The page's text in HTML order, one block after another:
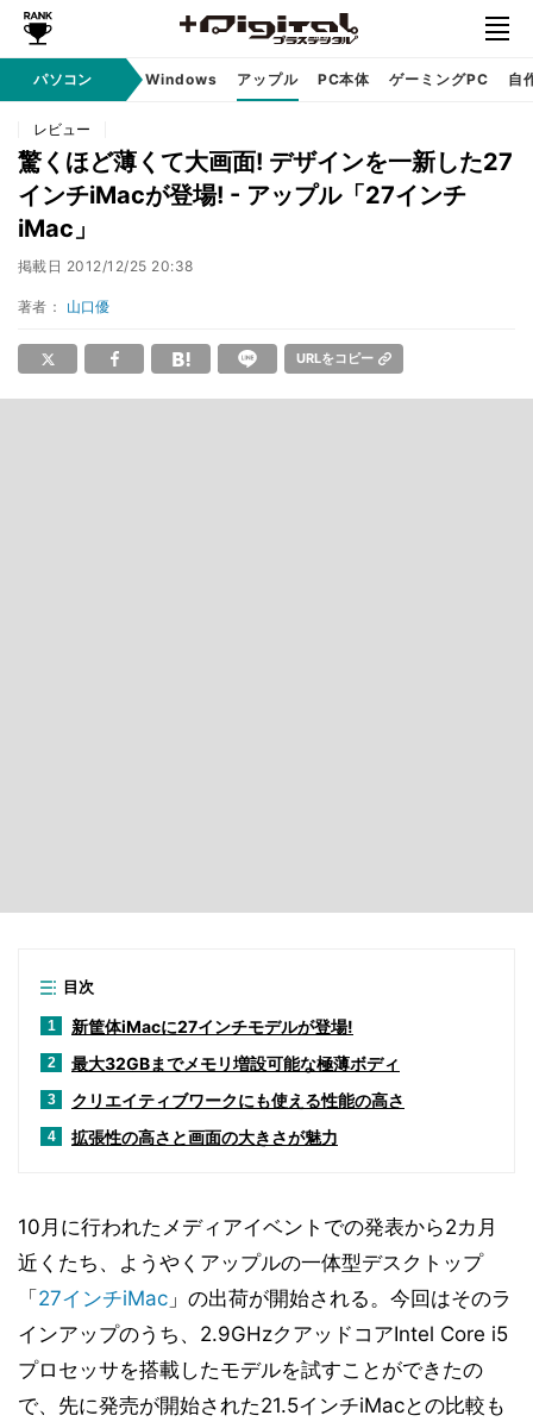
パソコン Windows アップル PC本体 ゲーミングPC 自
レビュー
驚くほど薄くて大画面! デザインを一新した27
インチiMacが登場! - アップル「27インチ
iMac」
掲載日 2012/12/25 20:38
著者： 山口優
URLをコピー
目次
1 新筐体iMacに27インチモデルが登場!
2 最大32GBまでメモリ増設可能な極薄ボディ
3 クリエイティブワークにも使える性能の高さ
4 拡張性の高さと画面の大きさが魅力
10月に行われたメディアイベントでの発表から2カ月
近くたち、ようやくアップルの一体型デスクトップ
「 27インチiMac 」の出荷が開始される。今回はそのラ
インアップのうち、2.9GHzクアッドコアIntel Core i5
プロセッサを搭載したモデルを試すことができたの
で、先に発売が開始された21.5インチiMacとの比較も